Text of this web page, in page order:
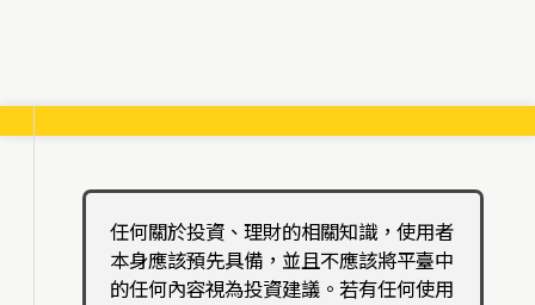
任何關於投資、理財的相關知識，使用者
本身應該預先具備，並且不應該將平臺中
的任何內容視為投資建議。若有任何使用